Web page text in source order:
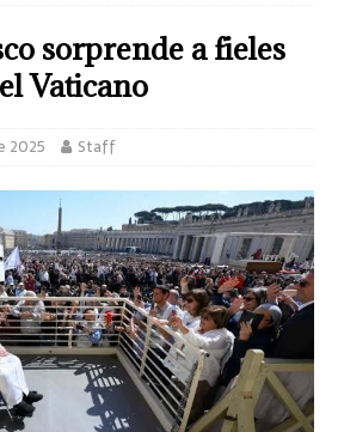
sorprende a fieles
Vaticano​
2025 Staff